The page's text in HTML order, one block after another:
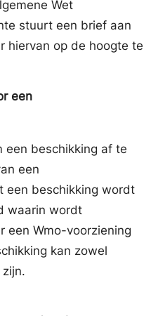
Wet
stuurt een brief aan
hiervan op de hoogte te
een
een beschikking af te
een
een beschikking wordt
waarin wordt
een Wmo-voorziening
kan zowel